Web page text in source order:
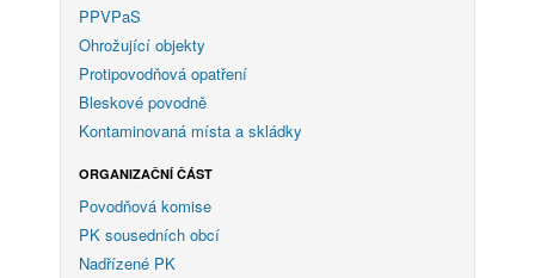
PPVPaS
Ohrožující objekty
Protipovodňová opatření
Bleskové povodně
Kontaminovaná místa a skládky
ORGANIZAČNÍ ČÁST
Povodňová komise
PK sousedních obcí
Nadřízené PK